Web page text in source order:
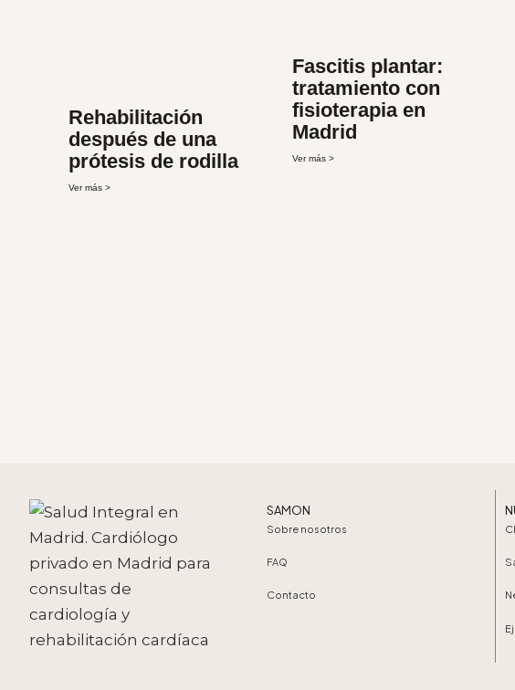
Rehabilitación
después de una
prótesis de rodilla
Ver más >
Fascitis plantar:
tratamiento con
fisioterapia en
Madrid
Ver más >
SAMON
Sobre nosotros
FAQ
Contacto